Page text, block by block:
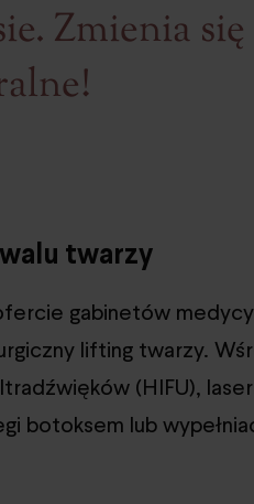
Zmienia
twarzy
gabinetów
lifting twarzy.
(HIFU),
botoksem lub